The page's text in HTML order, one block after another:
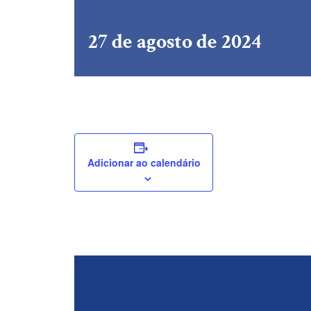
27 de agosto de 2024
Adicionar ao calendário